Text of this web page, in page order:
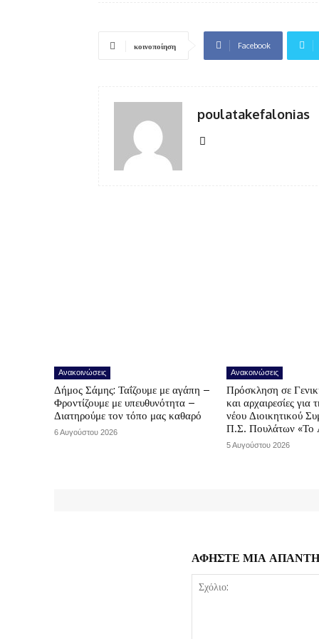
κοινοποίηση Facebook
poulatakefalonias
Ανακοινώσεις
Δήμος Σάμης: Ταΐζουμε με αγάπη –
Φροντίζουμε με υπευθυνότητα –
Διατηρούμε τον τόπο μας καθαρό
6 Αυγούστου 2026
Ανακοινώσεις
Πρόσκληση σε
και αρχαιρεσίες για
νέου Διοικητικού
Π.Σ. Πουλάτων «Το
5 Αυγούστου 2026
ΑΦΗΣΤΕ ΜΙΑ